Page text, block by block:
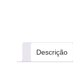
Descrição